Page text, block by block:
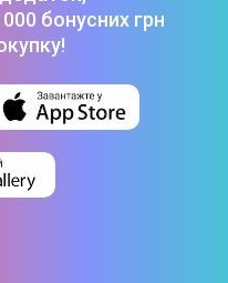
бонусних грн